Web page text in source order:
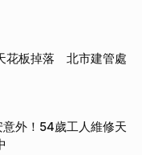
花板掉落 北市建管處
外！54歲工人維修天